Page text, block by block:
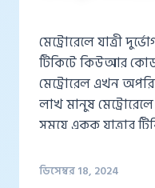
ডিসেম্বর 18, 2024
মেট্রোরেলে যাত্রী
টিকিটে কিউআর কোড
মেট্রোরেল এখন
লাখ মানুষ
সময়ে একক যাত্রার
কোম্পানি লিমিটেড